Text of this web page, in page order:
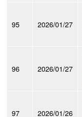
95 2026/01/27
96 2026/01/27
97 2026/01/26